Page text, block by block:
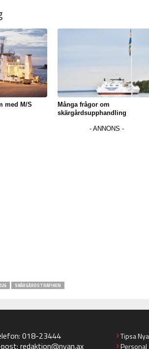
med M/S
Många frågor om
skärgårdsupphandling
SKÄRGÅRDSTRAFIKEN
018-23444
redaktion@nyan.ax
Tipsa
Personal